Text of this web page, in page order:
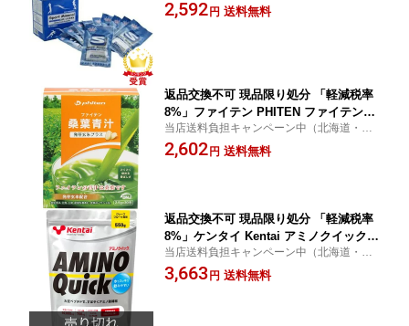
疲労対策 ミネラル ラフィートスポーツ
2,592 円 送料無料
返品交換不可 現品限り処分 「軽減税率
8%」ファイテン PHITEN ファイテン桑
葉青汁 発芽玄米プラス 30包 EG585000
ボディケア スポーツ飲料 即納
当店送料負担キャンペーン中（北海道・沖
縄除く）
2,602 円 送料無料
返品交換不可 現品限り処分 「軽減税率
8%」ケンタイ Kentai アミノクイック
グレープフルーツ風味 550g アミノ酸 大
豆ペプチド クエン酸 大豆 ボディケア K
当店送料負担キャンペーン中（北海道・沖
縄除く）
3,663 円 送料無料